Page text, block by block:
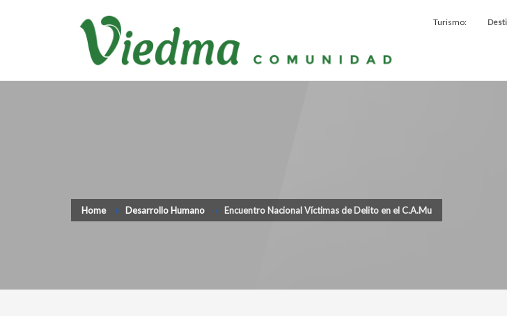
Turismo:
Home Desarrollo Humano Encuentro Nacional Víctimas de Delito en el C.A.Mu